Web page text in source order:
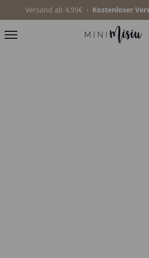
Versand ab 4,99€ ∙ Kostenloser